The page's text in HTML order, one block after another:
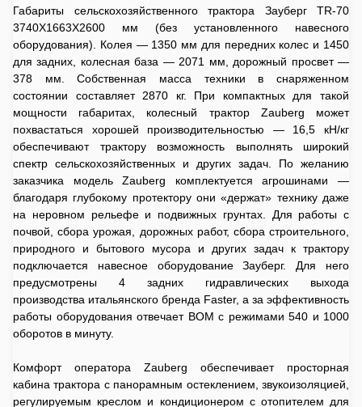
Габариты сельскохозяйственного трактора Зауберг TR-70
3740Х1663Х2600 мм (без установленного навесного
оборудования). Колея — 1350 мм для передних колес и 1450
для задних, колесная база — 2071 мм, дорожный просвет —
378 мм. Собственная масса техники в снаряженном
состоянии составляет 2870 кг. При компактных для такой
мощности габаритах, колесный трактор Zauberg может
похвастаться хорошей производительностью — 16,5 кН/кг
обеспечивают трактору возможность выполнять широкий
спектр сельскохозяйственных и других задач. По желанию
заказчика модель Zauberg комплектуется агрошинами —
благодаря глубокому протектору они «держат» технику даже
на неровном рельефе и подвижных грунтах. Для работы с
почвой, сбора урожая, дорожных работ, сбора строительного,
природного и бытового мусора и других задач к трактору
подключается навесное оборудование Зауберг. Для него
предусмотрены 4 задних гидравлических выхода
производства итальянского бренда Faster, а за эффективность
работы оборудования отвечает ВОМ с режимами 540 и 1000
оборотов в минуту.
Комфорт оператора Zauberg обеспечивает просторная
кабина трактора с панорамным остеклением, звукоизоляцией,
регулируемым креслом и кондиционером с отопителем для